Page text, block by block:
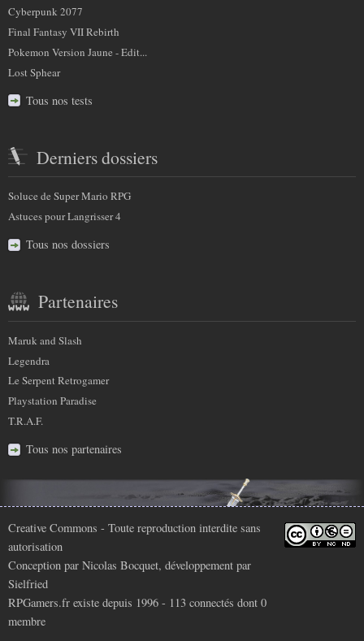
Cyberpunk 2077
Final Fantasy VII Rebirth
Pokemon Version Jaune - Edit...
Lost Sphear
Tous nos tests
Derniers dossiers
Soluce de Super Mario RPG
Astuces pour Langrisser 4
Tous nos dossiers
Partenaires
Maruk and Slash
Legendra
Le Serpent Retrogamer
Playstation Paradise
T.R.A.F.
Tous nos partenaires
Infos
légales
Creative Commons - Toute reproduction interdite sans
autorisation
Conception par Nicolas Bocquet, développement par
Sielfried
RPGamers.fr existe depuis 1996 - 113 connectés dont 0
membre